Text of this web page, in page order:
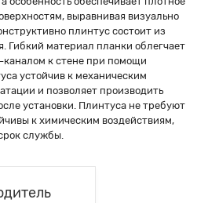
выравнивая визуально
плинтус состоит из
Гибкий материал планки облегчает
к стене при помощи
устойчив к механическим
и позволяет производить
установки. Плинтуса не требуют
к химическим воздействиям,
службы.